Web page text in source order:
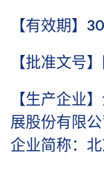
【有效期】
【批准文号
【生产企业
展股份有限
企业简称：